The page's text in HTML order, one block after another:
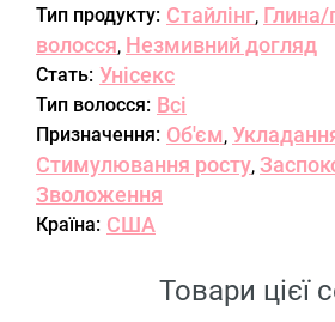
Тип продукту: Стайлінг, Глина/
волосся, Незмивний догляд
Стать: Унісекс
Тип волосся: Всі
Призначення: Об'єм,
Стимулювання росту,
Зволоження
Країна: США
Товари цієї